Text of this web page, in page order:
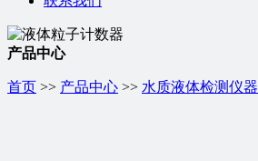
产品中心
首页 >> 产品中心 >> 水质液体检测仪器